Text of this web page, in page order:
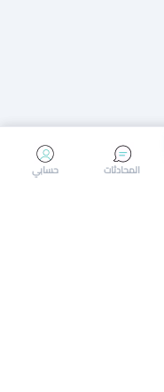
إجراء مكالمة
حسابي المحادثات